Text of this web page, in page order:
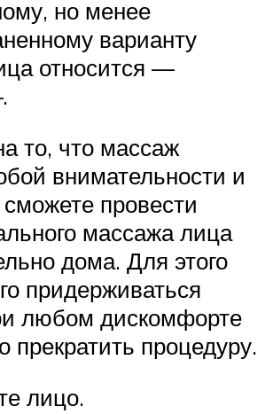
но менее
варианту
относится —
то, что массаж
внимательности и
провести
массажа лица
дома. Для этого
придерживаться
любом дискомфорте
прекратить процедуру.
лицо.